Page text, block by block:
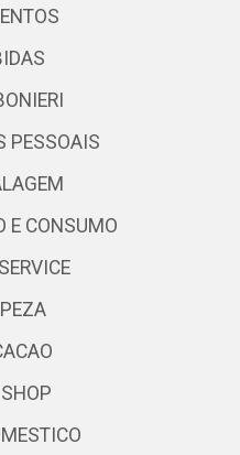
PESSOAIS
E CONSUMO